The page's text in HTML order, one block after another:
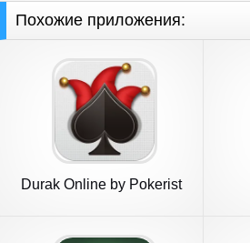
Похожие приложения:
Durak Online by Pokerist